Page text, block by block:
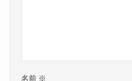
名前 ※